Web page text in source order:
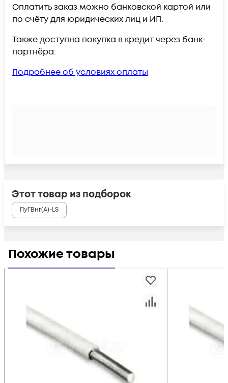
Оплатить заказ можно банковской картой или
по счёту для юридических лиц и ИП.
Также доступна покупка в кредит через банк-
партнёра.
Подробнее об условиях оплаты
Этот товар из подборок
ПуГВнг(А)-LS
Похожие товары